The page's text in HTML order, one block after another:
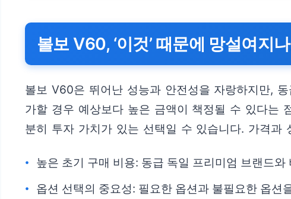
볼보 V60, ‘이것’ 때문에 망설여지
볼보 V60은 뛰어난 성능과 안전성을 자랑하지만,
가할 경우 예상보다 높은 금액이 책정될 수 있다는
분히 투자 가치가 있는 선택일 수 있습니다. 가격과
높은 초기 구매 비용: 동급 독일 프리미엄 브랜드
옵션 선택의 중요성: 필요한 옵션과 불필요한 옵션